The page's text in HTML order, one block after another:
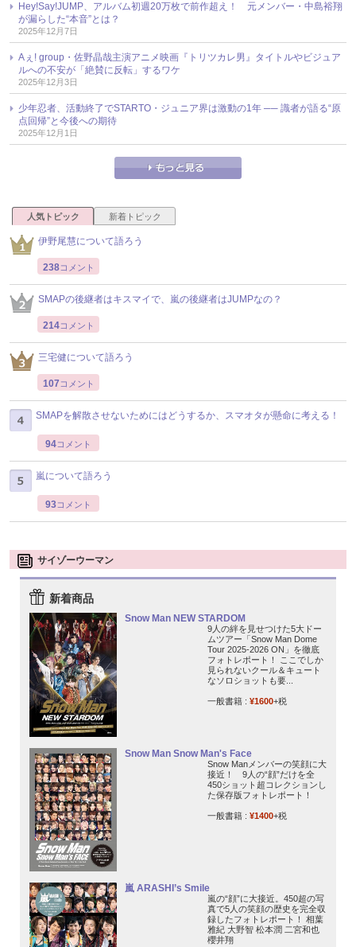
Hey!Say!JUMP、アルバム初週20万枚で前作超え！ 元メンバー・中島裕翔
が漏らした“本音”とは？
2025年12月7日
Aぇ! group・佐野晶哉主演アニメ映画『トリツカレ男』タイトルやビジュア
ルへの不安が「絶賛に反転」するワケ
2025年12月3日
少年忍者、活動終了でSTARTO・ジュニア界は激動の1年 ── 識者が語る“原
点回帰”と今後への期待
2025年12月1日
人気トピック 新着トピック
伊野尾慧について語ろう
238コメント
SMAPの後継者はキスマイで、嵐の後継者はJUMPなの？
214コメント
三宅健について語ろう
107 コメント
SMAPを解散させないためにはどうするか、スマオタが懸命に考える！
94コメント
嵐について語ろう
93コメント
サイゾーウーマン
新着商品
Snow Man NEW STARDOM
9人の絆を見せつけた5大ドー
ムツアー「Snow Man Dome
Tour 2025-2026 ON」を徹底
フォトレポート！ ここでしか
見られないクール＆キュート
なソロショットも要...
一般書籍 : ¥1600+税
Snow Man Snow Man's Face
Snow Manメンバーの笑顔に大
接近！ 9人の“顔”だけを全
450ショット超コレクションし
た保存版フォトレポート！
一般書籍 : ¥1400+税
嵐 ARASHI’s Smile
嵐の“顔”に大接近。450超の写
真で5人の笑顔の歴史を完全収
録したフォトレポート！ 相葉
雅紀 大野智 松本潤 二宮和也
櫻井翔